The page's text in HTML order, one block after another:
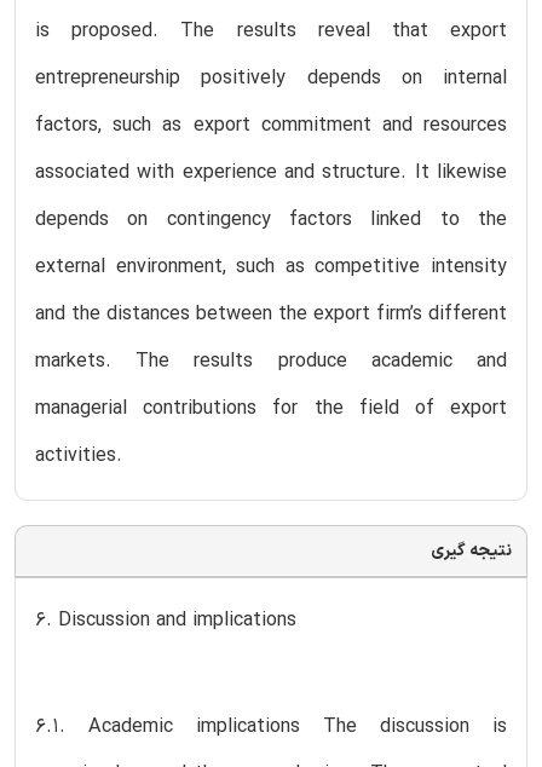
is proposed. The results reveal that export
entrepreneurship positively depends on internal
factors, such as export commitment and resources
associated with experience and structure. It likewise
depends on contingency factors linked to the
external environment, such as competitive intensity
and the distances between the export firm’s different
markets. The results produce academic and
managerial contributions for the field of export
activities.
نتیجه گیری
6. Discussion and implications
6.1. Academic implications The discussion is